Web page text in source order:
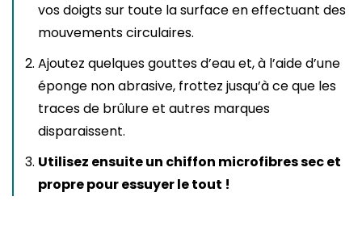
vos doigts sur toute la surface en effectuant des
mouvements circulaires.
Ajoutez quelques gouttes d’eau et, à l’aide d’une
éponge non abrasive, frottez jusqu’à ce que les
traces de brûlure et autres marques
disparaissent.
Utilisez ensuite un chiffon microfibres sec et
propre pour essuyer le tout !